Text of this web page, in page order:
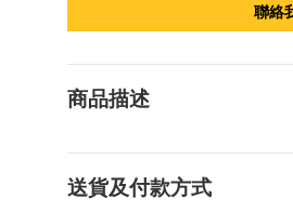
聯絡
商品描述
送貨及付款方式